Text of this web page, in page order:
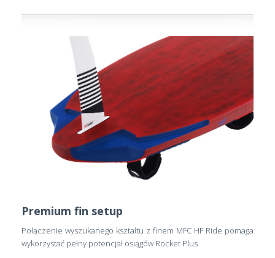
Premium fin setup
Połączenie wyszukanego kształtu z finem MFC HF Ride pomaga
wykorzystać pełny potencjał osiągów Rocket Plus